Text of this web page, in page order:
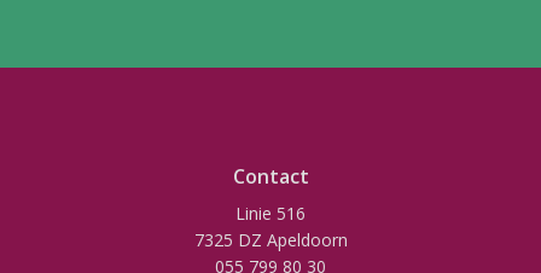
Contact
Linie 516
7325 DZ Apeldoorn
055 799 80 30